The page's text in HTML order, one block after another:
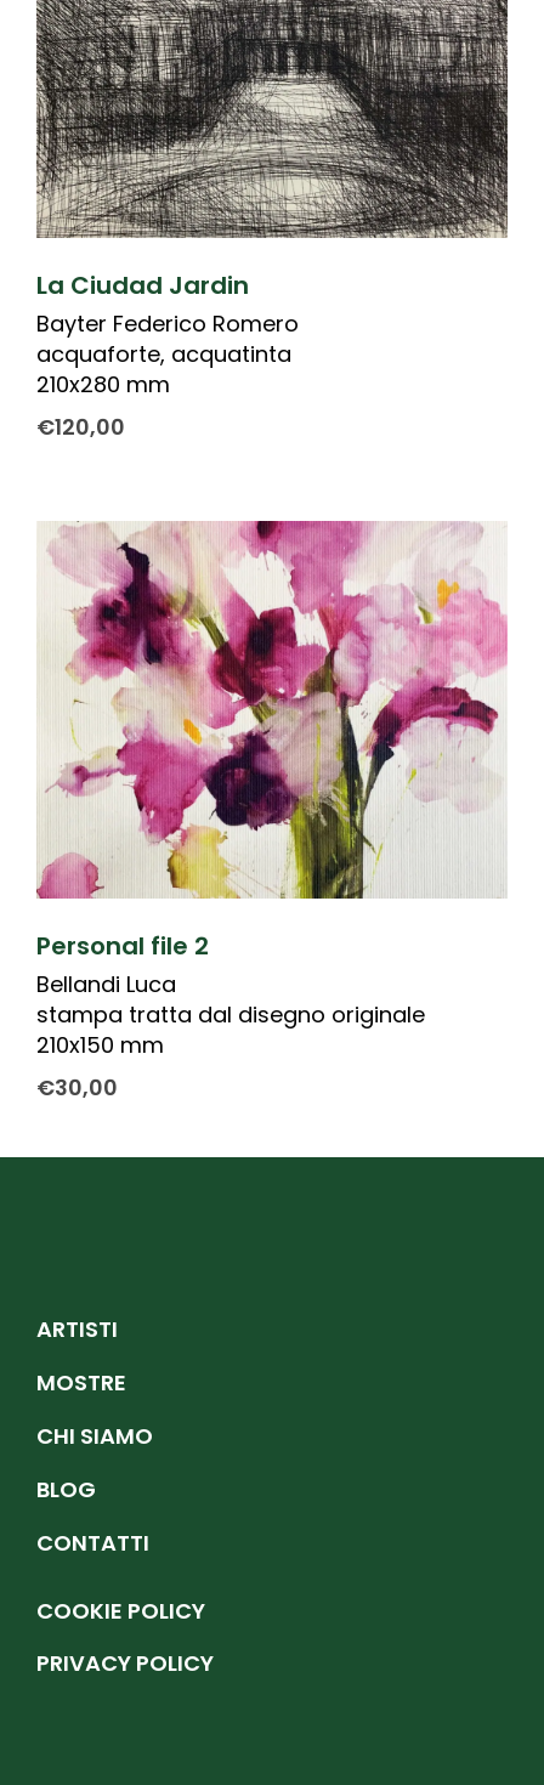
La Ciudad Jardin
Bayter Federico Romero
acquaforte, acquatinta
210x280 mm
€120,00
Personal file 2
Bellandi Luca
stampa tratta dal disegno originale
210x150 mm
€30,00
ARTISTI
MOSTRE
CHI SIAMO
BLOG
CONTATTI
COOKIE POLICY
PRIVACY POLICY